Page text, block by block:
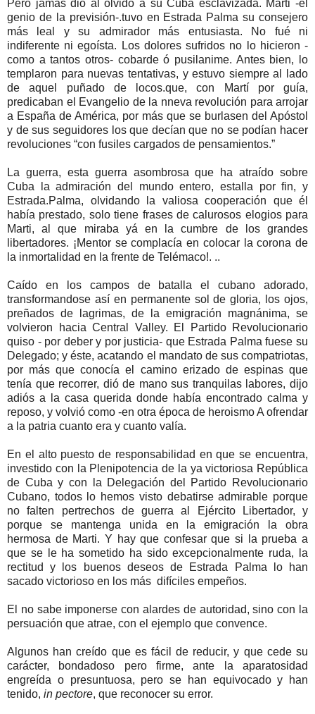
Pero jamás dió al olvido a su Cuba esclavizada. Marti -el
genio de la previsión-.tuvo en Estrada Palma su consejero
más leal y su admirador más entusiasta. No fué ni
indiferente ni egoísta. Los dolores sufridos no lo hicieron -
como a tantos otros- cobarde ó pusilanime. Antes bien, lo
templaron para nuevas tentativas, y estuvo siempre al lado
de aquel puñado de locos.que, con Martí por guía,
predicaban el Evangelio de la nneva revolución para arrojar
a España de América, por más que se burlasen del Apóstol
y de sus seguidores los que decían que no se podían hacer
revoluciones “con fusiles cargados de pensamientos.”
La guerra, esta guerra asombrosa que ha atraído sobre
Cuba la admiración del mundo entero, estalla por fin, y
Estrada.Palma, olvidando la valiosa cooperación que él
había prestado, solo tiene frases de calurosos elogios para
Marti, al que miraba yá en la cumbre de los grandes
libertadores. ¡Mentor se complacía en colocar la corona de
la inmortalidad en la frente de Telémaco!. ..
Caído en los campos de batalla el cubano adorado,
transformandose así en permanente sol de gloria, los ojos,
preñados de lagrimas, de la emigración magnánima, se
volvieron hacia Central Valley. El Partido Revolucionario
quiso - por deber y por justicia- que Estrada Palma fuese su
Delegado; y éste, acatando el mandato de sus compatriotas,
por más que conocía el camino erizado de espinas que
tenía que recorrer, dió de mano sus tranquilas labores, dijo
adiós a la casa querida donde había encontrado calma y
reposo, y volvió como -en otra época de heroismo A ofrendar
a la patria cuanto era y cuanto valía.
En el alto puesto de responsabilidad en que se encuentra,
investido con la Plenipotencia de la ya victoriosa República
de Cuba y con la Delegación del Partido Revolucionario
Cubano, todos lo hemos visto debatirse admirable porque
no falten pertrechos de guerra al Ejército Libertador, y
porque se mantenga unida en la emigración la obra
hermosa de Marti. Y hay que confesar que si la prueba a
que se le ha sometido ha sido excepcionalmente ruda, la
rectitud y los buenos deseos de Estrada Palma lo han
sacado victorioso en los más difíciles empeños.
El no sabe imponerse con alardes de autoridad, sino con la
persuación que atrae, con el ejemplo que convence.
Algunos han creído que es fácil de reducir, y que cede su
carácter, bondadoso pero firme, ante la aparatosidad
engreída o presuntuosa, pero se han equivocado y han
tenido, in pectore, que reconocer su error.